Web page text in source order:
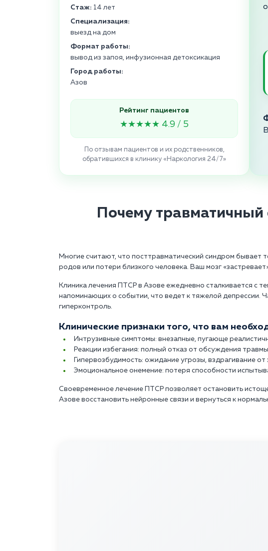
Стаж: 14 лет
Специализация:
выезд на дом
Формат работы:
вывод из запоя, инфузионная детоксикация
Город работы:
Азов
Рейтинг пациентов
★★★★★ 4.9 / 5
По отзывам пациентов и их родственников,
обратившихся в клинику «Наркология 24/7»
Почему
Многие считают, что посттравматический синдром бывает
родов или потери близкого человека. Ваш мозг
Клиника лечения ПТСР в Азове ежедневно сталкивается с
напоминающих о событии, что ведет к тяжелой депрессии.
гиперконтроль.
Клинические признаки того, что вам
Интрузивные симптомы: внезапные, пугающе
Реакции избегания: полный отказ от обсуждения
Гипервозбудимость: ожидание угрозы, вздрагивание от
Эмоциональное онемение: потеря способности
Своевременное лечение ПТСР позволяет остановить
Азове восстановить нейронные связи и вернуться к